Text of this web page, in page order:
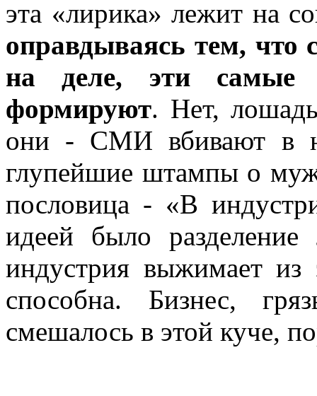
эта «лирика» лежит на
оправдываясь тем, что
на деле, эти самые
формируют. Нет,
они - СМИ вбивают в
глупейшие штампы о
пословица - «В
идеей было
индустрия выжимает
способна. Бизнес,
смешалось в этой куче,